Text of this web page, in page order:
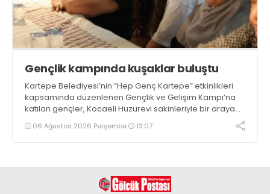
Gençlik kampında kuşaklar buluştu
Kartepe Belediyesi’nin “Hep Genç Kartepe” etkinlikleri
kapsamında düzenlenen Gençlik ve Gelişim Kampı’na
katılan gençler, Kocaeli Huzurevi sakinleriyle bir araya
geldi06 Ağustos 2026 Perşembe 13:07